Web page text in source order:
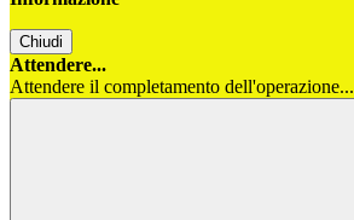
Chiudi
Attendere...
Attendere il completamento dell'operazione...